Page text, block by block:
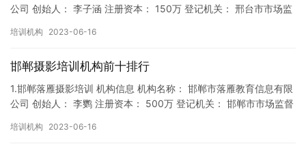
公司 创始人： 李子涵 注册资本： 150万 登记机关： 邢台市市场监
培训机构 2023-06-16
邯郸摄影培训机构前十排行
1.邯郸落雁摄影培训 机构信息 机构名称： 邯郸市落雁教育信息有限
公司 创始人： 李鹦 注册资本： 500万 登记机关： 邯郸市市场监督
培训机构 2023-06-16